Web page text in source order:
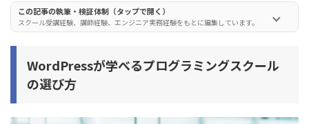
侍エンジニア(SAMURAI ENGINEER)
インターネットアカデミー
プログラミングスクールでWordPressを学ぶメリットと
この記事の執筆・検証体制（タップで開く）
スクール受講経験、講師経験、エンジニア実務経験をもとに編集しています。
WordPressが学べるプログラミングスクール
の選び方